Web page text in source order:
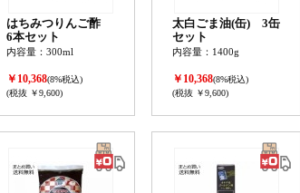
はちみつりんご酢
6本セット
内容量：300ml
￥10,368(8%税込)
(税抜 ￥9,600)
太白ごま油(缶) 3缶
セット
内容量：1400g
￥10,368(8%税込)
(税抜 ￥9,600)